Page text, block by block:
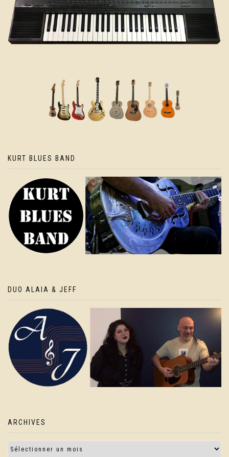
KURT BLUES BAND
DUO ALAIA & JEFF
ARCHIVES